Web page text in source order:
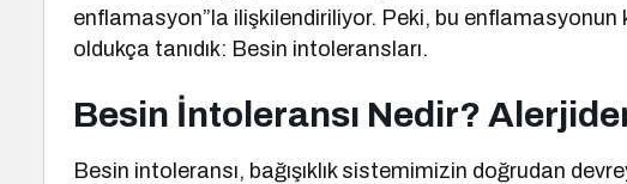
enflamasyon”la ilişkilendiriliyor. Peki, bu enflamasyonun
oldukça tanıdık: Besin intoleransları.
Besin İntoleransı Nedir?
Besin intoleransı, bağışıklık sistemimizin doğrudan